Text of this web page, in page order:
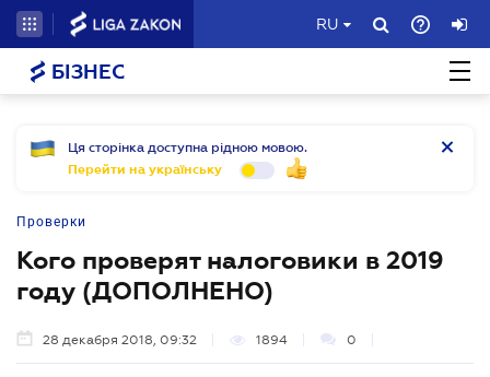
RU
БІЗНЕС
Ця сторінка доступна рідною мовою.
Перейти на українську
Проверки
Кого проверят налоговики в 2019
году (ДОПОЛНЕНО)
28 декабря 2018, 09:32 1894 0